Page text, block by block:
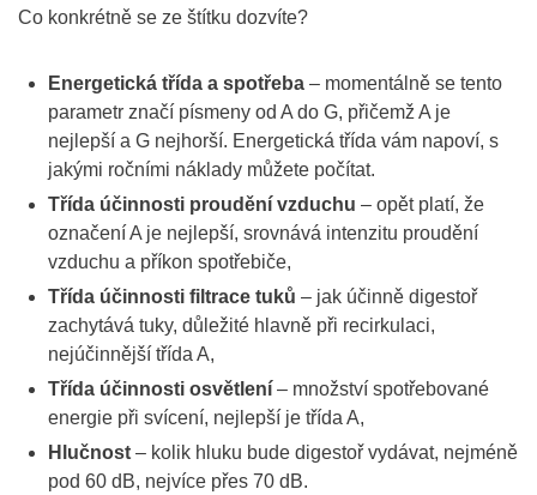
Co konkrétně se ze štítku dozvíte?
Energetická třída a spotřeba – momentálně se tento
parametr značí písmeny od A do G, přičemž A je
nejlepší a G nejhorší. Energetická třída vám napoví, s
jakými ročními náklady můžete počítat.
Třída účinnosti proudění vzduchu – opět platí, že
označení A je nejlepší, srovnává intenzitu proudění
vzduchu a příkon spotřebiče,
Třída účinnosti filtrace tuků – jak účinně digestoř
zachytává tuky, důležité hlavně při recirkulaci,
nejúčinnější třída A,
Třída účinnosti osvětlení – množství spotřebované
energie při svícení, nejlepší je třída A,
Hlučnost – kolik hluku bude digestoř vydávat, nejméně
pod 60 dB, nejvíce přes 70 dB.